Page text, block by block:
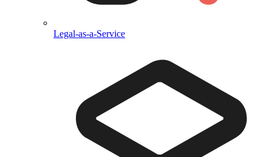
Legal-as-a-Service